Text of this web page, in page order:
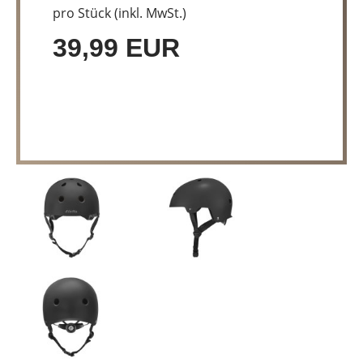
pro Stück (inkl. MwSt.)
39,99 EUR